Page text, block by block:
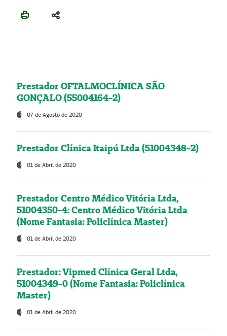
Prestador OFTALMOCLÍNICA SÃO
GONÇALO (55004164-2)
07 de Agosto de 2020
Prestador Clínica Itaipú Ltda (51004348-2)
01 de Abril de 2020
Prestador Centro Médico Vitória Ltda,
51004350-4: Centro Médico Vitória Ltda
(Nome Fantasia: Policlínica Master)
01 de Abril de 2020
Prestador: Vipmed Clínica Geral Ltda,
51004349-0 (Nome Fantasia: Policlínica
Master)
01 de Abril de 2020